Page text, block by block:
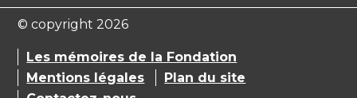
© copyright 2026
Les mémoires de la Fondation
Mentions légales
Plan du site